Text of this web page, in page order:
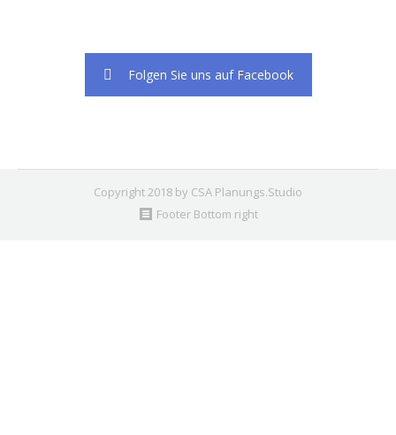
Folgen Sie uns auf Facebook
Copyright 2018 by CSA Planungs.Studio
Footer Bottom right